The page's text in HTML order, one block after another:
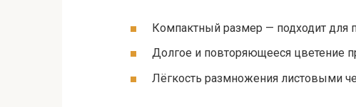
Компактный размер — подходит для
Долгое и повторяющееся цветение
Лёгкость размножения листовыми